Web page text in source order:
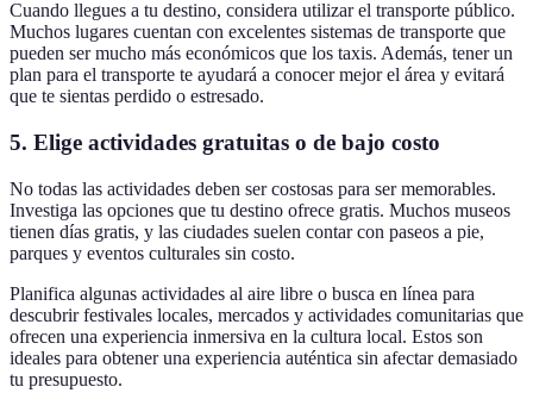
Cuando llegues a tu destino, considera utilizar el transporte público.
Muchos lugares cuentan con excelentes sistemas de transporte que
pueden ser mucho más económicos que los taxis. Además, tener un
plan para el transporte te ayudará a conocer mejor el área y evitará
que te sientas perdido o estresado.
5. Elige actividades gratuitas o de bajo costo
No todas las actividades deben ser costosas para ser memorables.
Investiga las opciones que tu destino ofrece gratis. Muchos museos
tienen días gratis, y las ciudades suelen contar con paseos a pie,
parques y eventos culturales sin costo.
Planifica algunas actividades al aire libre o busca en línea para
descubrir festivales locales, mercados y actividades comunitarias que
ofrecen una experiencia inmersiva en la cultura local. Estos son
ideales para obtener una experiencia auténtica sin afectar demasiado
tu presupuesto.